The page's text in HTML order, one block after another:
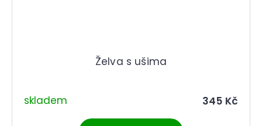
Želva s ušima
skladem 345 Kč